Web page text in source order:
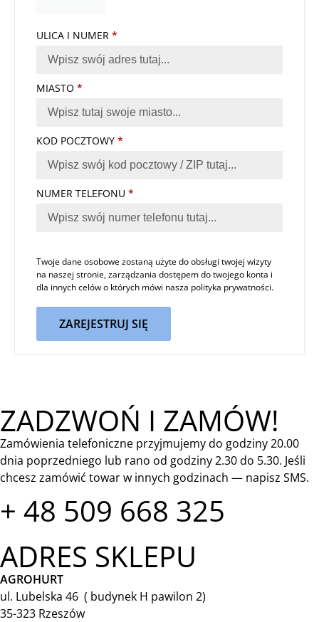
ULICA I NUMER *
MIASTO *
KOD POCZTOWY *
NUMER TELEFONU *
Twoje dane osobowe zostaną użyte do obsługi twojej wizyty
na naszej stronie, zarządzania dostępem do twojego konta i
dla innych celów o których mówi nasza polityka prywatności.
ZAREJESTRUJ SIĘ
ZADZWOŃ I ZAMÓW!
Zamówienia telefoniczne przyjmujemy do godziny 20.00
dnia poprzedniego lub rano od godziny 2.30 do 5.30. Jeśli
chcesz zamówić towar w innych godzinach — napisz SMS.
+ 48 509 668 325
ADRES SKLEPU
AGROHURT
ul. Lubelska 46 ( budynek H pawilon 2)
35-323 Rzeszów